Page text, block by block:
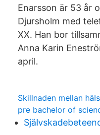
Enarsson är 53 år
Djursholm med
XX. Han bor
Anna Karin
april.
Skillnaden mellan
pre bachelor of